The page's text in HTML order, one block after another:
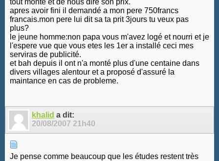
tout monté et de nous dire son prix.
apres avoir fini il demandé a mon pere 750francs
francais.mon pere lui dit sa ta prit 3jours tu veux pas
plus?
le jeune homme:non papa vous m'avez logé et nourri et je
l'espere vue que vous etes les 1er a installé ceci mes
serviras de publicité.
et bah depuis il ont n'a monté plus d'une centaine dans
divers villages alentour et a proposé d'assuré la
maintance en cas de probleme.
khalid a dit:
20/08/2007 21h40
Je pense comme beaucoup que les études restent très